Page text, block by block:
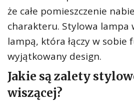
że całe pomieszczenie
charakteru. Stylowa lampa
lampą, która łączy w sobie
wyjątkowany design.
Jakie są zalety
wiszącej?